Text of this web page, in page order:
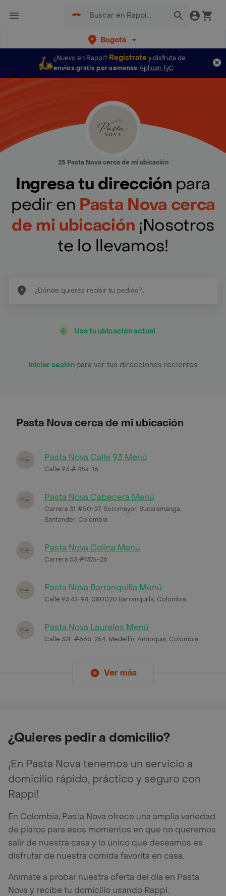
Bogotá
¿Nuevo en Rappi? Regístratey disfruta de
envíos gratis por semanas Aplican TyC
25 Pasta Nova cerca de mi ubicación
Ingresa tu dirección para
pedir en Pasta Nova cerca
de mi ubicación ¡Nosotros
te lo llevamos!
Usa tu ubicación actual
Iniciar sesión para ver tus direcciones recientes
Pasta Nova cerca de mi ubicación
Pasta Nova Calle 93 Menú
Calle 93 # 45a-16
Pasta Nova Cabecera Menú
Carrera 31 #50-27, Sotomayor, Bucaramanga,
Santander, Colombia
Pasta Nova Colina Menú
Carrera 53 #137a-26
Pasta Nova Barranquilla Menú
Calle 93 43-94, 080020 Barranquilla, Colombia
Pasta Nova Laureles Menú
Calle 32F #66b-254, Medellín, Antioquia, Colombia
Ver más
¿Quieres pedir a domicilio?
¡En Pasta Nova tenemos un servicio a
domicilio rápido, práctico y seguro con
Rappi!
En Colombia, Pasta Nova ofrece una amplia variedad
de platos para esos momentos en que no queremos
salir de nuestra casa y lo único que deseamos es
disfrutar de nuestra comida favorita en casa.
Anímate a probar nuestra oferta del día en Pasta
Nova y recibe tu domicilio usando Rappi.